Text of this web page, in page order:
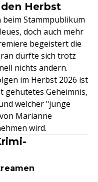
Herbst
Stammpublikum
doch auch mehr
begeistert die
dürfte sich trotz
nichts ändern.
im Herbst 2026 ist
gehütetes Geheimnis,
welcher "junge
Marianne
wird.